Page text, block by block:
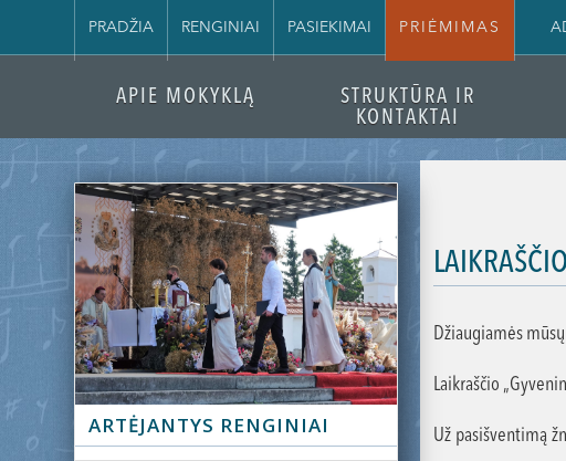
PRADŽIA RENGINIAI PASIEKIMAI PRIĖMIMAS
APIE MOKYKLĄ
STRUKTŪRA IR
KONTAKTAI
ARTĖJANTYS RENGINIAI
Džiaugiamės
Laikraščio
Už pasišventimą